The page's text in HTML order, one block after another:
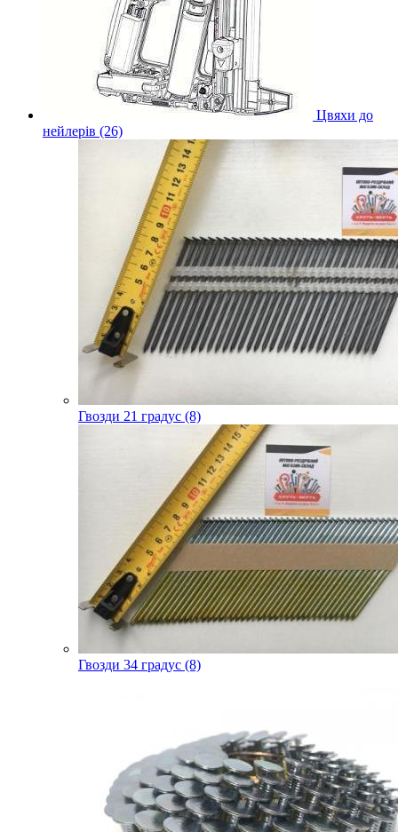
Цвяхи до
нейлерів (26)
Гвозди 21 градус (8)
Гвозди 34 градус (8)